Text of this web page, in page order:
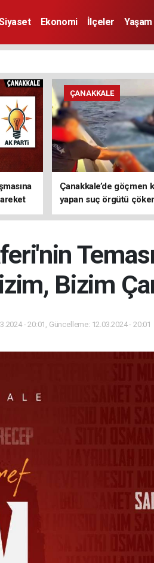
Ekonomi İlçeler Yaşam
ÇANAKKALE
Çanakkale’de göçmen
yapan suç örgütü
tutuklama
Bizim
- 20:01, Güncelleme: 12.03.2024 - 20:01